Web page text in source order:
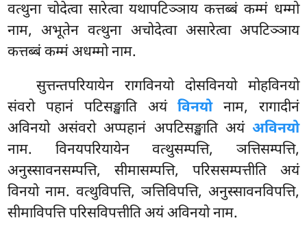
वत्थुना चोदेत्वा सारेत्वा यथापटिञ्ञाय कत्तब्बं कम्मं धम्मो
नाम, अभूतेन वत्थुना अचोदेत्वा असारेत्वा अपटिञ्ञाय
कत्तब्बं कम्मं अधम्मो नाम.
सुत्तन्तपरियायेन रागविनयो दोसविनयो मोहविनयो
संवरो पहानं पटिसङ्खाति अयंविनयोनाम, रागादीनं
अविनयो असंवरो अप्पहानं अपटिसङ्खाति अयं अविनयो
नाम. विनयपरियायेन वत्थुसम्पत्ति, ञत्तिसम्पत्ति,
अनुस्सावनसम्पत्ति, सीमासम्पत्ति, परिससम्पत्तीति अयं
विनयो नाम. वत्थुविपत्ति, ञत्तिविपत्ति, अनुस्सावनविपत्ति,
सीमाविपत्ति परिसविपत्तीति अयं अविनयो नाम.